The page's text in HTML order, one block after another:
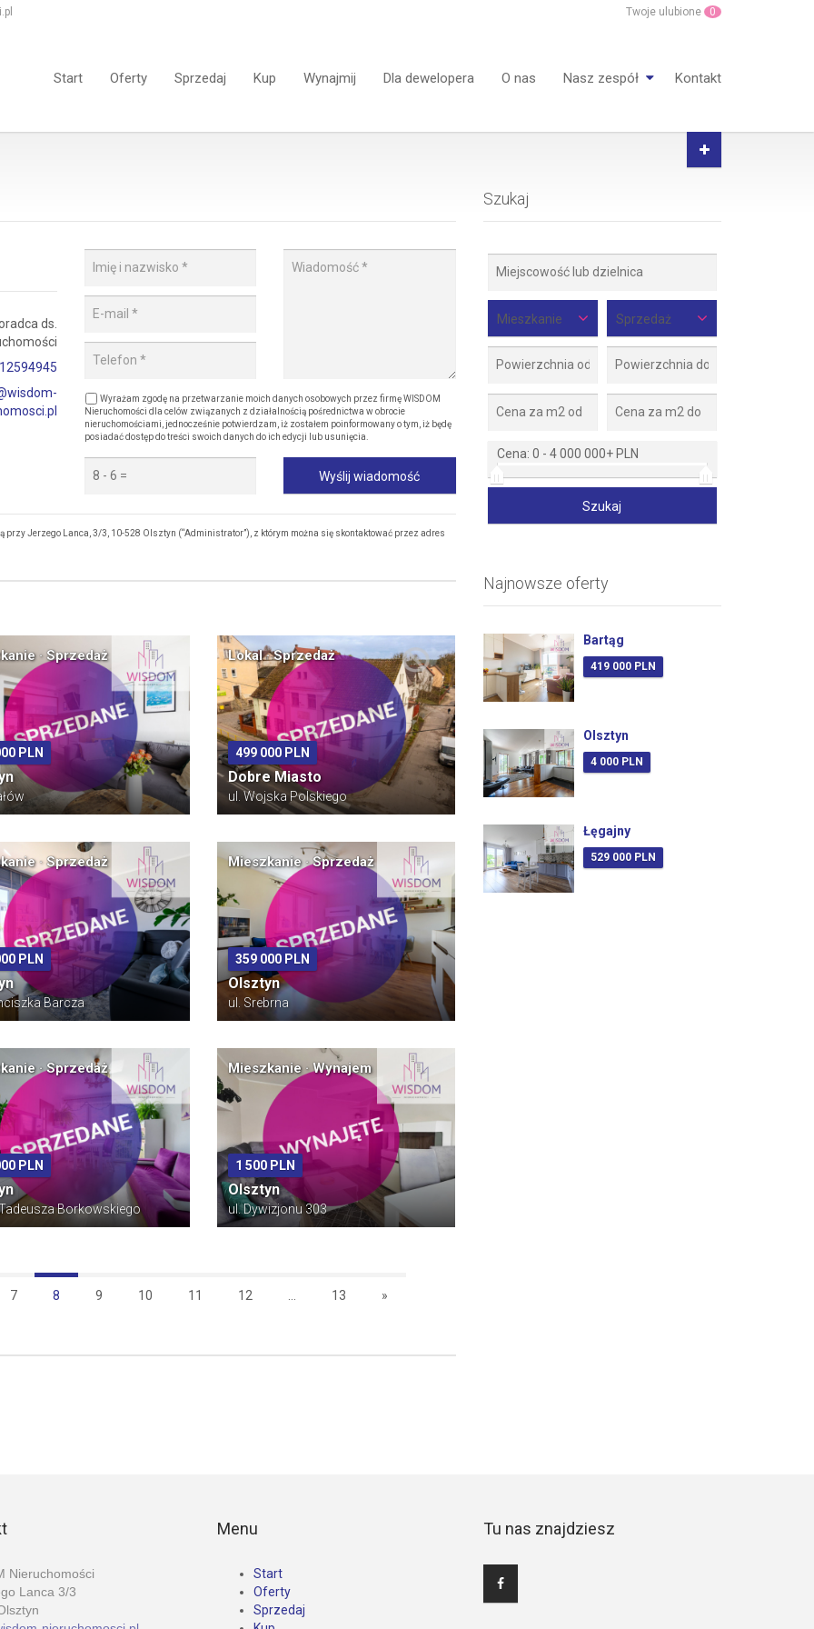
Twoje ulubione 0
Start Oferty Sprzedaj Kup Wynajmij Dla dewelopera O nas Nasz zespół Kontakt
ds.
Wyrażam zgodę na przetwarzanie moich danych osobowych przez firmę WISDOM
Nieruchomości dla celów związanych z działalnością pośrednictwa w obrocie
nieruchomościami, jednocześnie potwierdzam, iż zostałem poinformowany o tym, iż będę
posiadać dostęp do treści swoich danych do ich edycji lub usunięcia.
Wyślij wiadomość
Jerzego Lanca, 3/3, 10-528 Olsztyn (“Administrator”), z którym można się skontaktować przez adres
· Sprzedaż
PLN
Lokal · Sprzedaż
499 000 PLN
Dobre Miasto
ul. Wojska Polskiego
· Sprzedaż
PLN
Barcza
Mieszkanie · Sprzedaż
359 000 PLN
Olsztyn
ul. Srebrna
· Sprzedaż
PLN
Borkowskiego
Mieszkanie · Wynajem
1 500 PLN
Olsztyn
ul. Dywizjonu 303
7 8 9 10 11 12 13 »
Szukaj
Mieszkanie Sprzedaż
Cena: 0 - 4 000 000+ PLN
Najnowsze oferty
Bartąg
419 000 PLN
Olsztyn
4 000 PLN
Łęgajny
529 000 PLN
Nieruchomości
Lanca 3/3
Menu
Start
Oferty
Sprzedaj
Tu nas znajdziesz